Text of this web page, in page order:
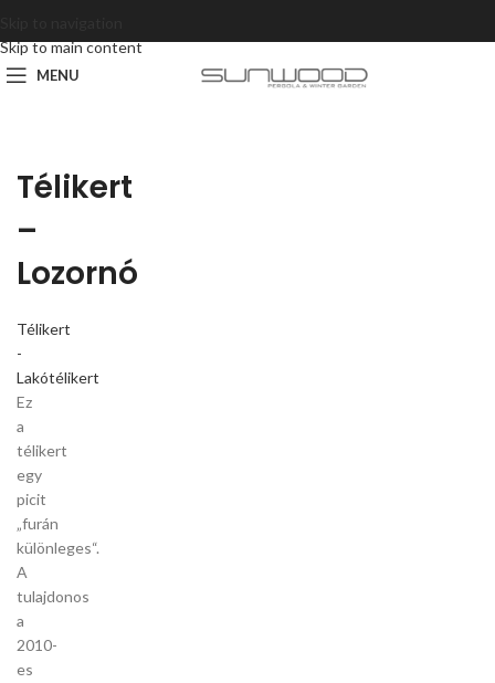
Skip to main content
MENU
Télikert
–
Lozornó
Télikert
-
Lakótélikert
Ez
a
télikert
egy
picit
„furán
különleges“.
A
tulajdonos
a
2010-
es